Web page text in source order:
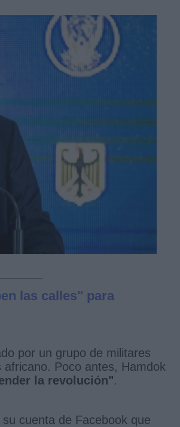
las calles" para
por un grupo de militares
Poco antes, Hamdok
la revolución".
cuenta de Facebook que